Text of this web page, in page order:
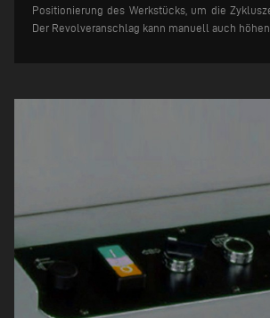
Positionierung des Werkstücks, um die
Der Revolveranschlag kann manuell auch